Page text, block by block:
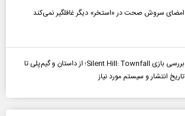
امضای سروش صحت در «استخر» دیگر غافلگیر نمی‌کند
بررسی بازی Silent Hill: Townfall؛ از داستان و گیم‌پلی تا
تاریخ انتشار و سیستم مورد نیاز